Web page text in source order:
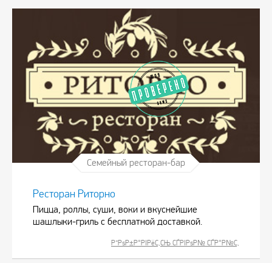
Семейный ресторан-бар
Ресторан Риторно
Пицца, роллы, суши, воки и вкуснейшие
шашлыки-гриль с бесплатной доставкой.
Р”РѕР±Р°РІРёС‚СЊ СЃРІРѕР№ СЃР°Р№С‚